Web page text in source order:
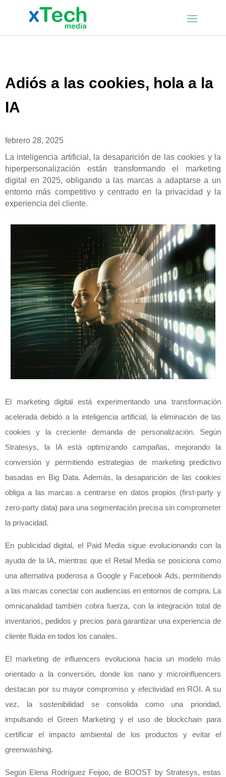
Adiós a las cookies, hola a la
IA
febrero 28, 2025
La inteligencia artificial, la desaparición de las cookies y la
hiperpersonalización están transformando el marketing
digital en 2025, obligando a las marcas a adaptarse a un
entorno más competitivo y centrado en la privacidad y la
experiencia del cliente.
El marketing digital está experimentando una transformación
acelerada debido a la inteligencia artificial, la eliminación de las
cookies y la creciente demanda de personalización. Según
Stratesys, la IA está optimizando campañas, mejorando la
conversión y permitiendo estrategias de marketing predictivo
basadas en Big Data. Además, la desaparición de las cookies
obliga a las marcas a centrarse en datos propios (first-party y
zero-party data) para una segmentación precisa sin comprometer
la privacidad.
En publicidad digital, el Paid Media sigue evolucionando con la
ayuda de la IA, mientras que el Retail Media se posiciona como
una alternativa poderosa a Google y Facebook Ads, permitiendo
a las marcas conectar con audiencias en entornos de compra. La
omnicanalidad también cobra fuerza, con la integración total de
inventarios, pedidos y precios para garantizar una experiencia de
cliente fluida en todos los canales.
El marketing de influencers evoluciona hacia un modelo más
orientado a la conversión, donde los nano y microinfluencers
destacan por su mayor compromiso y efectividad en ROI. A su
vez, la sostenibilidad se consolida como una prioridad,
impulsando el Green Marketing y el uso de blockchain para
certificar el impacto ambiental de los productos y evitar el
greenwashing.
Según Elena Rodríguez Feijoo, de BOOST by Stratesys, estas